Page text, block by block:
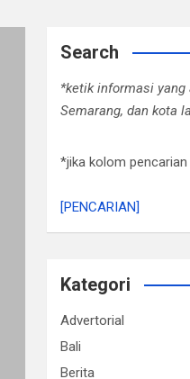
Search
*ketik informasi yang
Semarang, dan kota
*jika kolom
[PENCARIAN]
Kategori
Advertorial
Bali
Berita